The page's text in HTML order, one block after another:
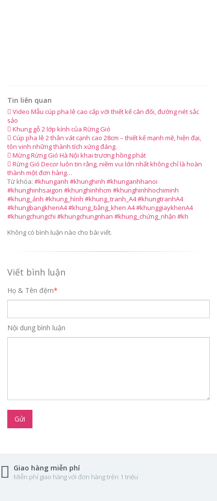
Tin liên quan
Video Mẫu cúp pha lê cao cấp với thiết kế cân đối, đường nét sắc
sảo
Khung gỗ 2 lớp kính của Rừng Gió
Cúp pha lê 2 thân vát cạnh cao 28cm – thiết kế mạnh mẽ, hiện đại,
tôn vinh những thành tích xứng đáng.
Mừng Rừng Gió Hà Nội khai trương hồng phát
Rừng Gió Decor luôn tin rằng, niềm vui lớn nhất không chỉ là hoàn
thành một đơn hàng…
Từ khóa: #khunganh #khunghinh #khunganhhanoi
#khunghinhsaigon #khunghinhhcm #khunghinhhochiminh
#khung_ảnh #khung_hình #khung_tranh_A4 #khungtranhA4
#khungbangkhenA4 #khung_bằng_khen A4 #khunggiaykhenA4
#khungchungchi #khungchungnhan #khung_chứng_nhận #kh
Không có bình luận nào cho bài viết.
Viết bình luận
*
Họ & Tên đệm
Nội dung bình luận
Gửi
Giao hàng miễn phí
Miễn phí giao hàng với đơn hàng trên 1 triệu